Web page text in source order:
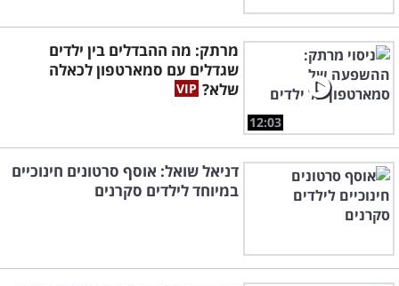
12:03
מרתק: מה ההבדלים בין ילדים
שגדלים עם סמארטפון לכאלה
שלא?
דניאל שואל: אוסף סרטונים חינוכיים
במיוחד לילדים סקרנים